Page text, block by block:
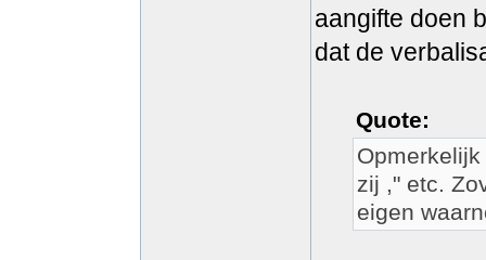
aangifte doen
dat de
Quote:
zij ," etc.
eigen